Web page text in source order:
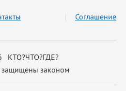
КТО?ЧТО?ГДЕ?
защищены законом
Соглашение